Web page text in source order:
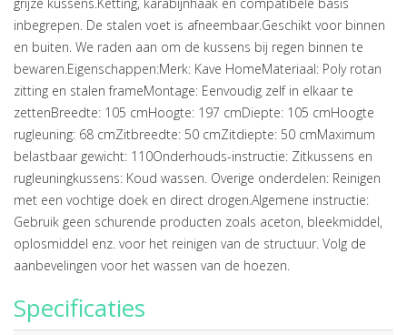
inbegrepen. De stalen voet is afneembaar.Geschikt voor binnen
en buiten. We raden aan om de kussens bij regen binnen te
bewaren.Eigenschappen:Merk: Kave HomeMateriaal: Poly rotan
zitting en stalen frameMontage: Eenvoudig zelf in elkaar te
zettenBreedte: 105 cmHoogte: 197 cmDiepte: 105 cmHoogte
rugleuning: 68 cmZitbreedte: 50 cmZitdiepte: 50 cmMaximum
belastbaar gewicht: 110Onderhouds-instructie: Zitkussens en
rugleuningkussens: Koud wassen. Overige onderdelen: Reinigen
met een vochtige doek en direct drogen.Algemene instructie:
Gebruik geen schurende producten zoals aceton, bleekmiddel,
oplosmiddel enz. voor het reinigen van de structuur. Volg de
aanbevelingen voor het wassen van de hoezen.
Specificaties